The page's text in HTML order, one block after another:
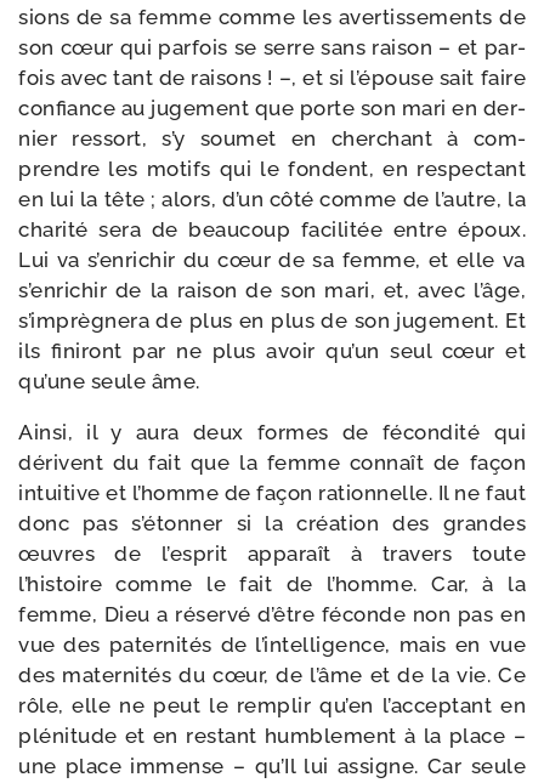
sions de sa femme comme les aver­tis­se­ments de
son cœur qui par­fois se serre sans rai­son – et par­
fois avec tant de rai­sons ! –, et si l’épouse sait faire
confiance au juge­ment que porte son mari en der­
nier res­sort, s’y sou­met en cher­chant à com­
prendre les motifs qui le fondent, en res­pec­tant
en lui la tête ; alors, d’un côté comme de l’autre, la
cha­ri­té sera de beau­coup faci­li­tée entre époux.
Lui va s’enrichir du cœur de sa femme, et elle va
s’enrichir de la rai­son de son mari, et, avec l’âge,
s’imprègnera de plus en plus de son juge­ment. Et
ils fini­ront par ne plus avoir qu’un seul cœur et
qu’une seule âme.
Ainsi, il y aura deux formes de fécon­di­té qui
dérivent du fait que la femme connaît de façon
intui­tive et l’homme de façon ration­nelle. Il ne faut
donc pas s’étonner si la créa­tion des grandes
œuvres de l’esprit appa­raît à tra­vers toute
l’histoire comme le fait de l’homme. Car, à la
femme, Dieu a réser­vé d’être féconde non pas en
vue des pater­ni­tés de l’intelligence, mais en vue
des mater­ni­tés du cœur, de l’âme et de la vie. Ce
rôle, elle ne peut le rem­plir qu’en l’acceptant en
plé­ni­tude et en res­tant hum­ble­ment à la place –
une place immense – qu’Il lui assigne. Car seule